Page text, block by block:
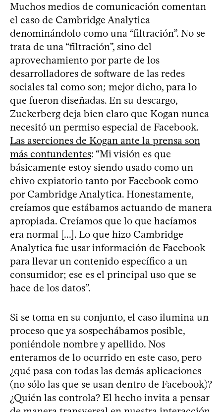
Muchos medios de comunicación comentan
el caso de Cambridge Analytica
denominándolo como una “filtración”. No se
trata de una “filtración”, sino del
aprovechamiento por parte de los
desarrolladores de software de las redes
sociales tal como son; mejor dicho, para lo
que fueron diseñadas. En su descargo,
Zuckerberg deja bien claro que Kogan nunca
necesitó un permiso especial de Facebook.
Las aserciones de Kogan ante la prensa son
más contundentes: “Mi visión es que
básicamente estoy siendo usado como un
chivo expiatorio tanto por Facebook como
por Cambridge Analytica. Honestamente,
creíamos que estábamos actuando de manera
apropiada. Creíamos que lo que hacíamos
era normal [...]. Lo que hizo Cambridge
Analytica fue usar información de Facebook
para llevar un contenido específico a un
consumidor; ese es el principal uso que se
hace de los datos”.
Si se toma en su conjunto, el caso ilumina un
proceso que ya sospechábamos posible,
poniéndole nombre y apellido. Nos
enteramos de lo ocurrido en este caso, pero
¿qué pasa con todas las demás aplicaciones
(no sólo las que se usan dentro de Facebook)?
¿Quién las controla? El hecho invita a pensar